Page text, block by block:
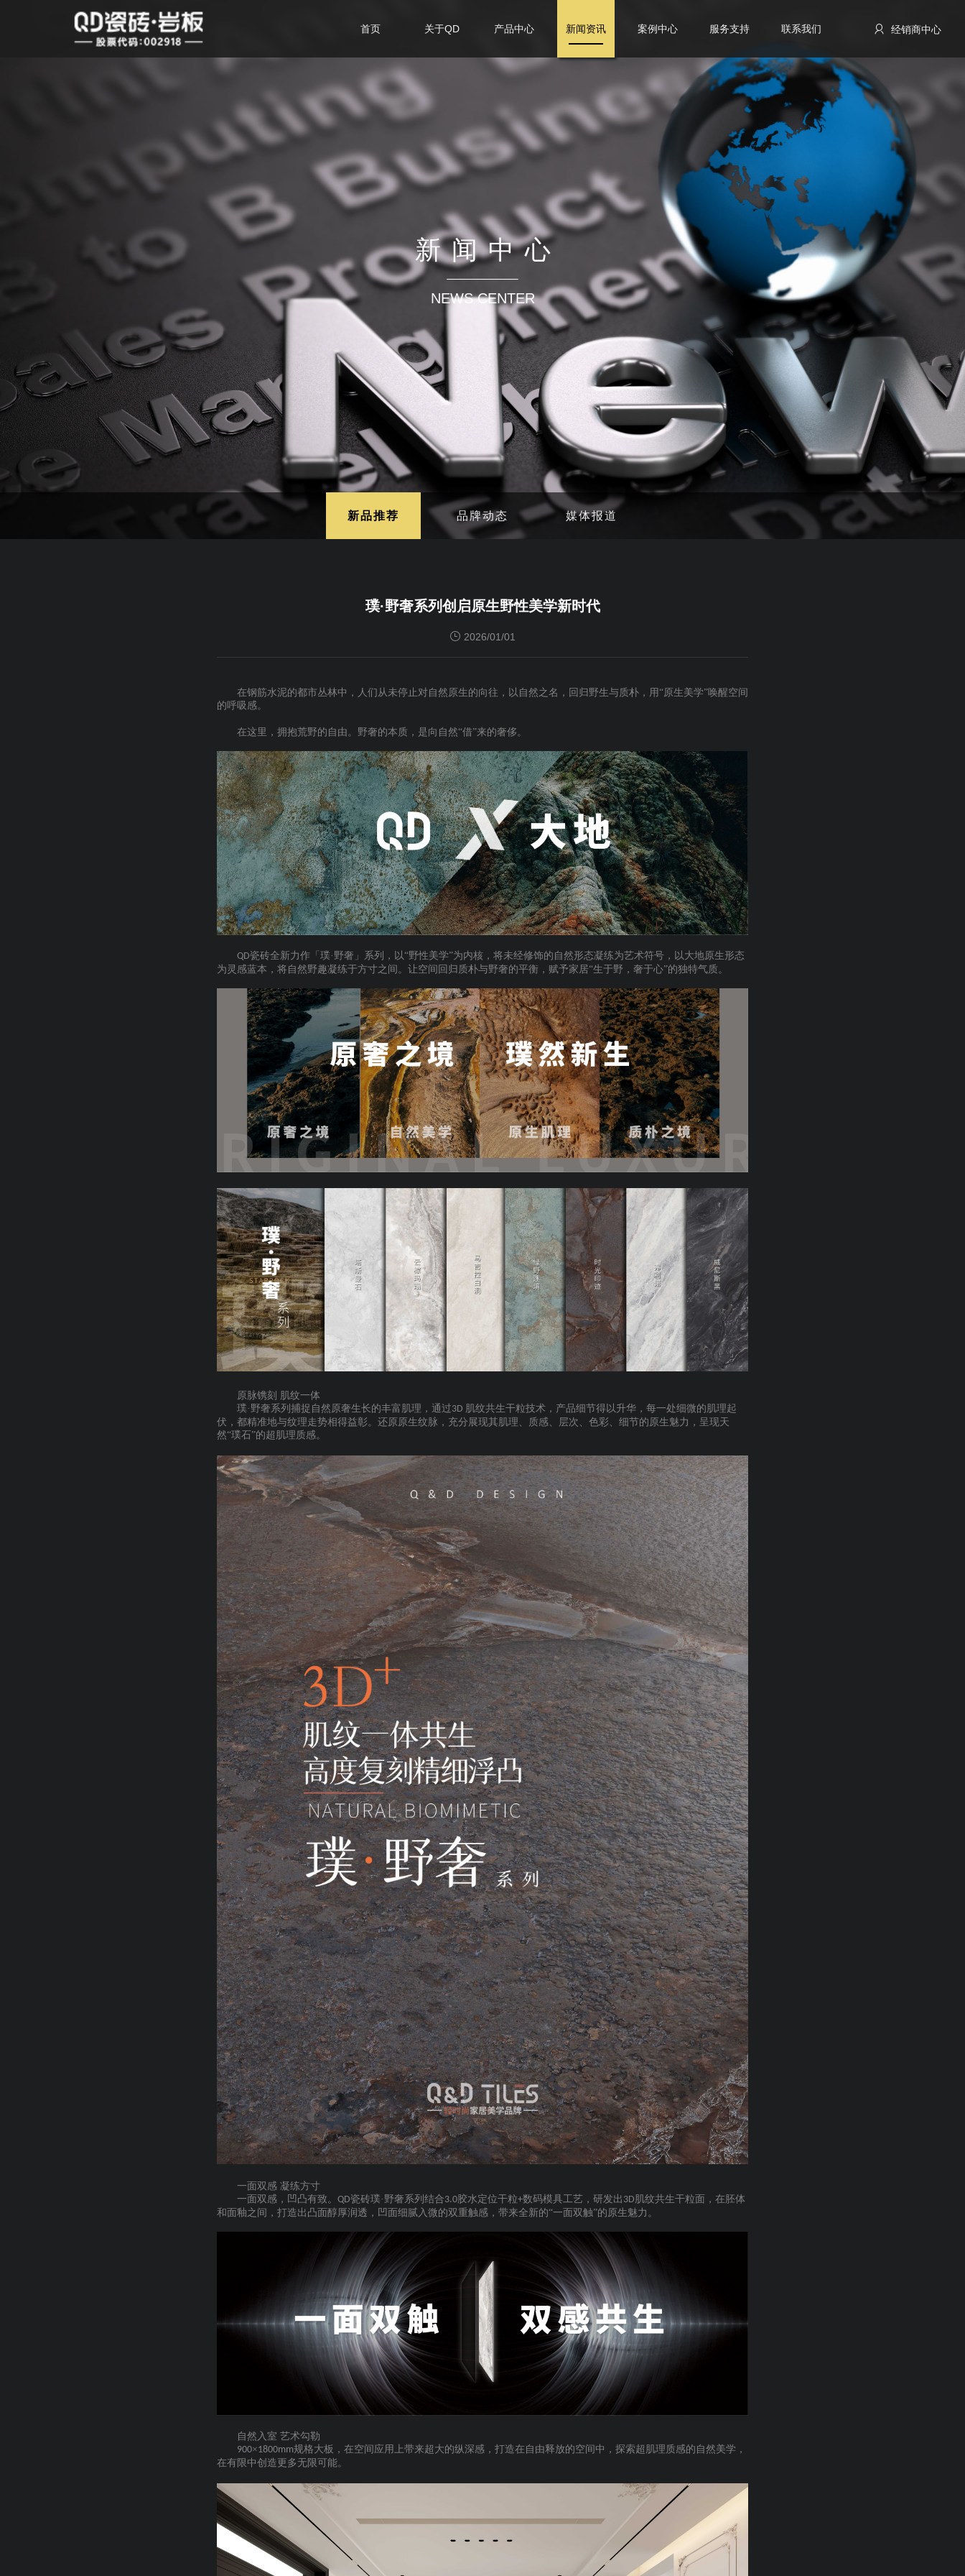
首页 关于QD 产品中心 新闻资讯 案例中心 服务支持 联系我们 经销商中心
新闻中心
NEWS CENTER
新品推荐 品牌动态 媒体报道
璞·野奢系列创启原生野性美学新时代
2026/01/01
在钢筋水泥的都市丛林中，人们从未停止对自然原生的向往，以自然之名，回归野生与质朴，用 “原生美学”唤醒空间
的呼吸感。
在这里，拥抱荒野的自由。野奢的本质，是向自然“借”来的奢侈。
QD瓷砖全新力作「璞·野奢」系列，以“野性美学”为内核，将未经修饰的自然形态凝练为艺术符号，以大地原生形态
为灵感蓝本，将自然野趣凝练于方寸之间。让空间回归质朴与野奢的平衡，赋予家居“生于野，奢于心”的独特气质。
原脉镌刻 肌纹一体
璞·野奢系列捕捉自然原奢生长的丰富肌理，通过3D 肌纹共生干粒技术，产品细节得以升华，每一处细微的肌理起
伏，都精准地与纹理走势相得益彰。还原原生纹脉，充分展现其肌理、质感、层次、色彩、细节的原生魅力，呈现天
然“璞石”的超肌理质感。
一面双感 凝练方寸
一面双感，凹凸有致。 QD瓷砖璞·野奢系列结合3.0胶水定位干粒+数码模具工艺，研发出 3D 肌纹共生干粒面，在胚体
和面釉之间，打造出凸面醇厚润透，凹面细腻入微的双重触感，带来全新的“一面双触”的原生魅力。
自然入室 艺术勾勒
900×1800mm规格大板，在空间应用上带来超大的纵深感，打造在自由释放的空间中，探索超肌理质感的自然美学，
在有限中创造更多无限可能。